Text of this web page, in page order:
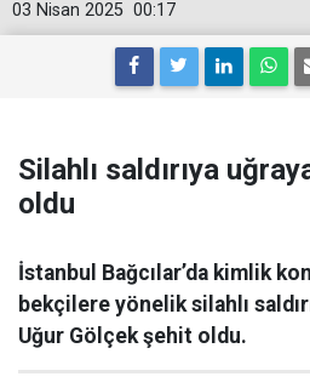
00:17
03 Nisan 2025
Silahlı saldırıya
oldu
İstanbul Bağcılar’da kimlik
bekçilere yönelik silahlı
Uğur Gölçek şehit oldu.